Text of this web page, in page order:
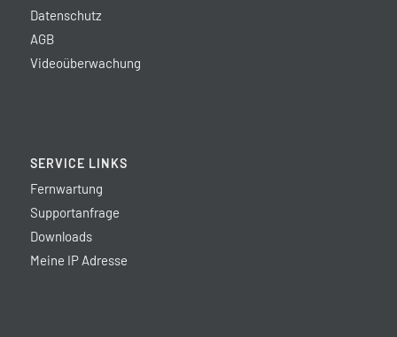
Datenschutz
AGB
Videoüberwachung
SERVICE LINKS
Fernwartung
Supportanfrage
Downloads
Meine IP Adresse